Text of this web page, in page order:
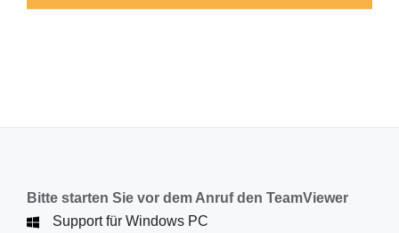
Bitte starten Sie vor dem Anruf den TeamViewer
Support für Windows PC